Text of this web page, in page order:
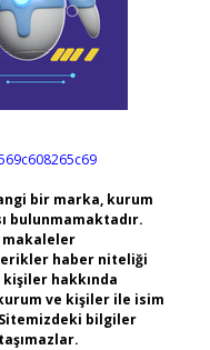
bir marka, kurum
bulunmamaktadır.
makaleler
haber niteliği
hakkında
ve kişiler ile isim
bilgiler